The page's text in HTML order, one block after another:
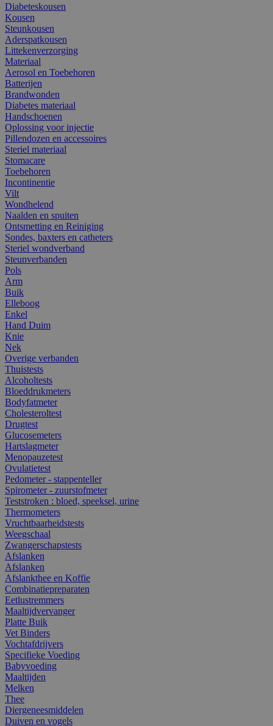
Diabeteskousen
Kousen
Steunkousen
Aderspatkousen
Littekenverzorging
Materiaal
Aerosol en Toebehoren
Batterijen
Brandwonden
Diabetes materiaal
Handschoenen
Oplossing voor injectie
Pillendozen en accessoires
Steriel materiaal
Stomacare
Toebehoren
Incontinentie
Vilt
Wondhelend
Naalden en spuiten
Ontsmetting en Reiniging
Sondes, baxters en catheters
Steriel wondverband
Steunverbanden
Pols
Arm
Buik
Elleboog
Enkel
Hand Duim
Knie
Nek
Overige verbanden
Thuistests
Alcoholtests
Bloeddrukmeters
Bodyfatmeter
Cholesteroltest
Drugtest
Glucosemeters
Hartslagmeter
Menopauzetest
Ovulatietest
Pedometer - stappenteller
Spirometer - zuurstofmeter
Teststroken : bloed, speeksel, urine
Thermometers
Vruchtbaarheidstests
Weegschaal
Zwangerschapstests
Afslanken
Afslanken
Afslankthee en Koffie
Combinatiepreparaten
Eetlustremmers
Maaltijdvervanger
Platte Buik
Vet Binders
Vochtafdrijvers
Specifieke Voeding
Babyvoeding
Maaltijden
Melken
Thee
Diergeneesmiddelen
Duiven en vogels